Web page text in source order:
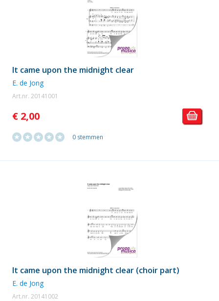
It came upon the midnight clear
E. de Jong
Art.nr. 20141001
€ 2,00
0 stemmen
It came upon the midnight clear (choir part)
E. de Jong
Art.nr. 20141002